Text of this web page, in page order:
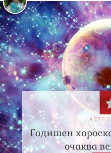
Годишен
очаква